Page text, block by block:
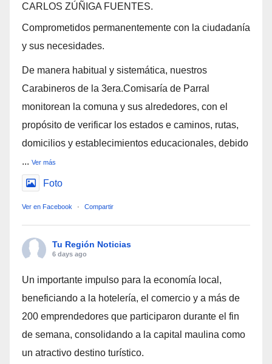
CARLOS ZÚÑIGA FUENTES.
Comprometidos permanentemente con la ciudadanía
y sus necesidades.
De manera habitual y sistemática, nuestros
Carabineros de la 3era.Comisaría de Parral
monitorean la comuna y sus alrededores, con el
propósito de verificar los estados e caminos, rutas,
domicilios y establecimientos educacionales, debido
... Ver más
Foto
Ver en Facebook · Compartir
Tu Región Noticias
6 days ago
Un importante impulso para la economía local,
beneficiando a la hotelería, el comercio y a más de
200 emprendedores que participaron durante el fin
de semana, consolidando a la capital maulina como
un atractivo destino turístico.